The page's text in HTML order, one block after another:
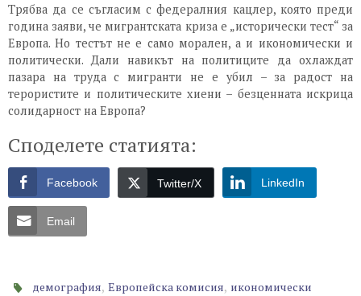
Трябва да се съгласим с федералния кацлер, която преди
година заяви, че мигрантската криза е „исторически тест“ за
Европа. Но тестът не е само морален, а и икономически и
политически. Дали навикът на политиците да охлаждат
пазара на труда с мигранти не е убил – за радост на
терористите и политическите хиени – безценната искрица
солидарност на Европа?
Споделете статията:
Facebook Twitter/X LinkedIn
Email
демография,Европейска комисия, икономически